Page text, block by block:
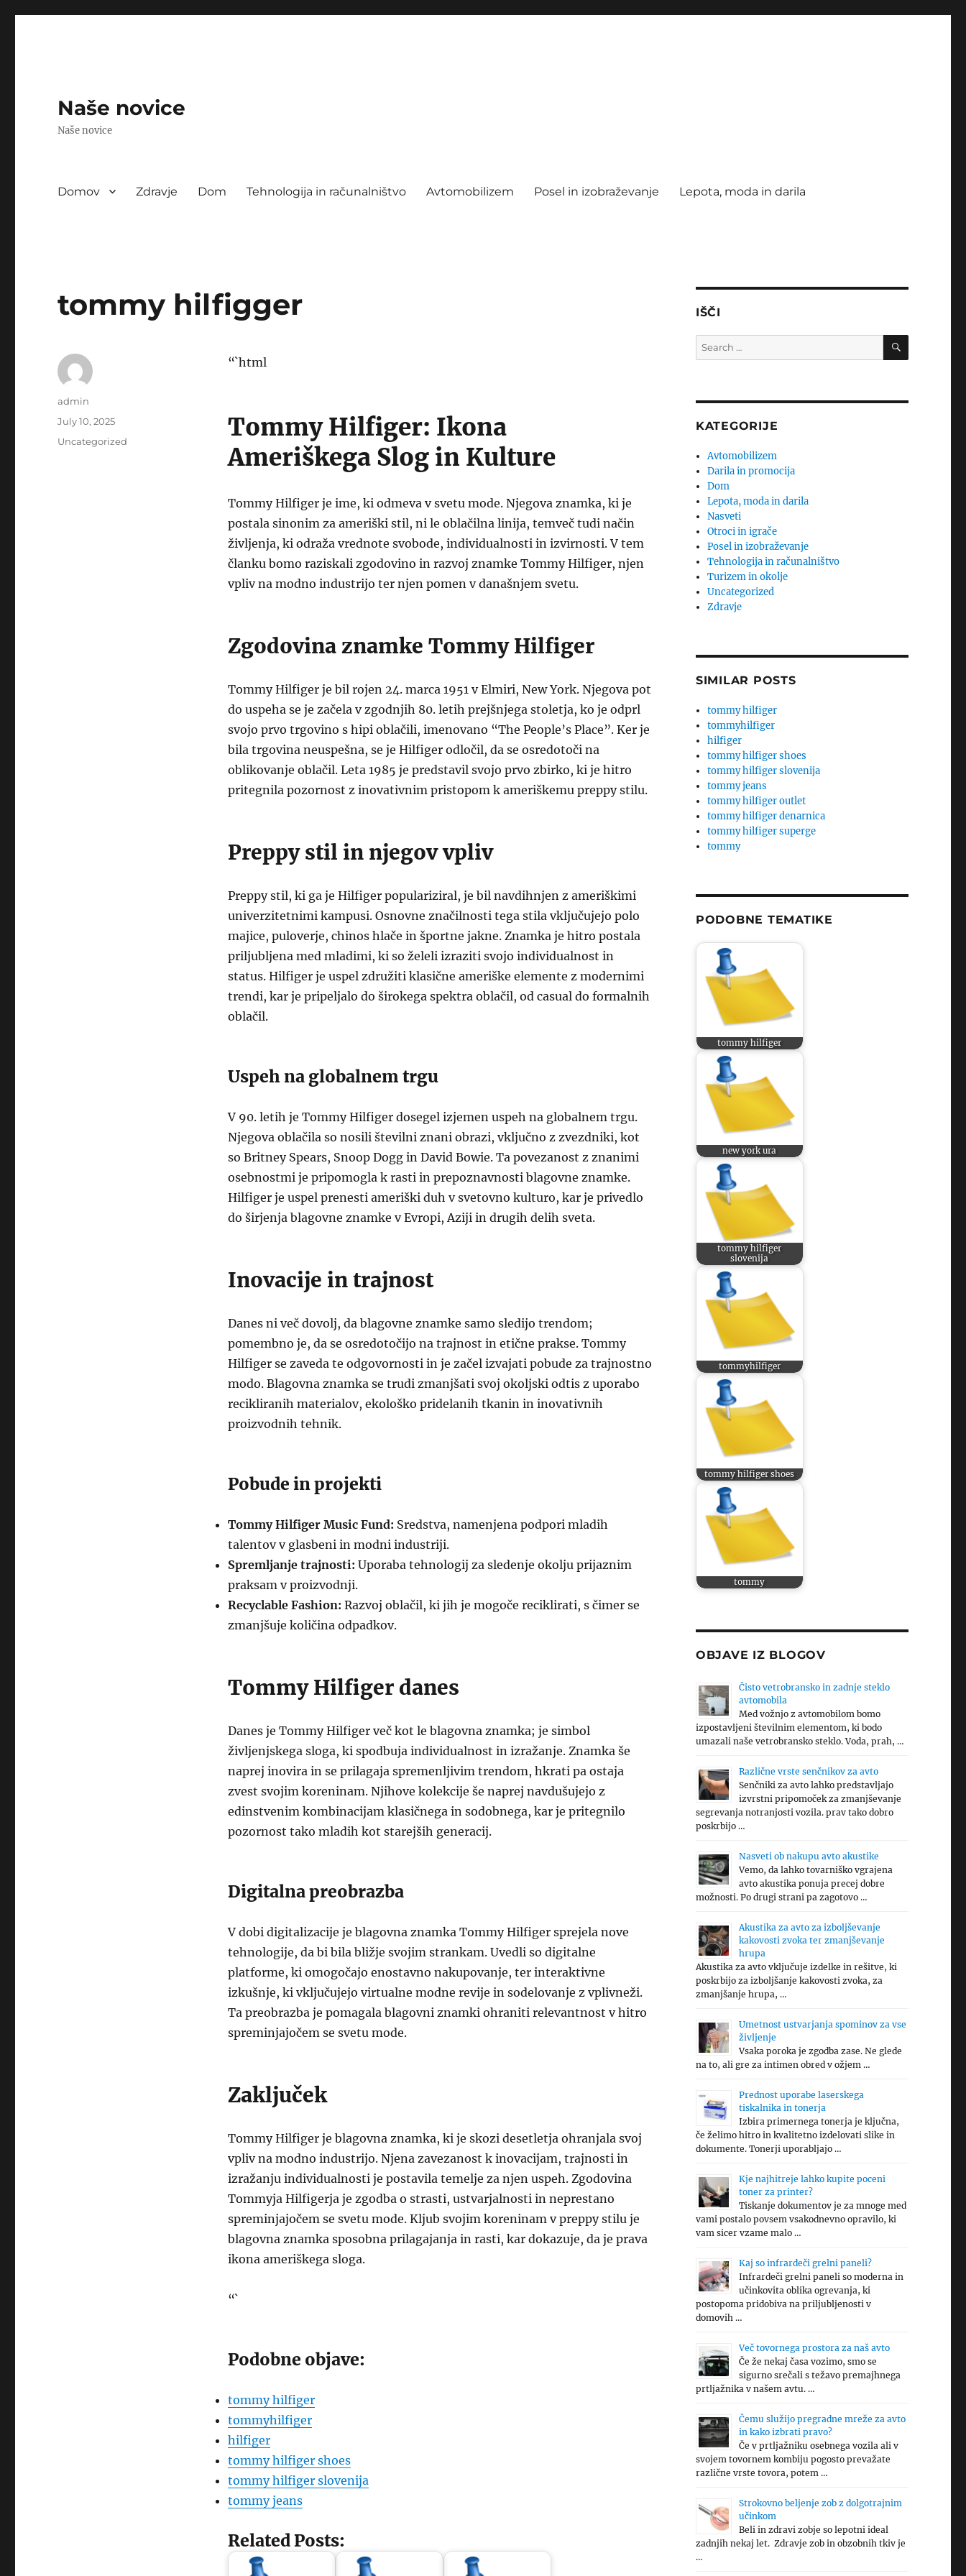
Naše novice
Naše novice
Domov Zdravje Dom Tehnologija in računalništvo Avtomobilizem Posel in izobraževanje Lepota, moda in darila
tommy hilfigger
“`html
Tommy Hilfiger: Ikona
Ameriškega Slog in Kulture
Tommy Hilfiger je ime, ki odmeva v svetu mode. Njegova znamka, ki je
postala sinonim za ameriški stil, ni le oblačilna linija, temveč tudi način
življenja, ki odraža vrednote svobode, individualnosti in izvirnosti. V tem
članku bomo raziskali zgodovino in razvoj znamke Tommy Hilfiger, njen
vpliv na modno industrijo ter njen pomen v današnjem svetu.
Zgodovina znamke Tommy Hilfiger
Tommy Hilfiger je bil rojen 24. marca 1951 v Elmiri, New York. Njegova pot
do uspeha se je začela v zgodnjih 80. letih prejšnjega stoletja, ko je odprl
svojo prvo trgovino s hipi oblačili, imenovano “The People’s Place”. Ker je
bila trgovina neuspešna, se je Hilfiger odločil, da se osredotoči na
oblikovanje oblačil. Leta 1985 je predstavil svojo prvo zbirko, ki je hitro
pritegnila pozornost z inovativnim pristopom k ameriškemu preppy stilu.
Preppy stil in njegov vpliv
Preppy stil, ki ga je Hilfiger populariziral, je bil navdihnjen z ameriškimi
univerzitetnimi kampusi. Osnovne značilnosti tega stila vključujejo polo
majice, puloverje, chinos hlače in športne jakne. Znamka je hitro postala
priljubljena med mladimi, ki so želeli izraziti svojo individualnost in
status. Hilfiger je uspel združiti klasične ameriške elemente z modernimi
trendi, kar je pripeljalo do širokega spektra oblačil, od casual do formalnih
oblačil.
Uspeh na globalnem trgu
V 90. letih je Tommy Hilfiger dosegel izjemen uspeh na globalnem trgu.
Njegova oblačila so nosili številni znani obrazi, vključno z zvezdniki, kot
so Britney Spears, Snoop Dogg in David Bowie. Ta povezanost z znanimi
osebnostmi je pripomogla k rasti in prepoznavnosti blagovne znamke.
Hilfiger je uspel prenesti ameriški duh v svetovno kulturo, kar je privedlo
do širjenja blagovne znamke v Evropi, Aziji in drugih delih sveta.
Inovacije in trajnost
Danes ni več dovolj, da blagovne znamke samo sledijo trendom;
pomembno je, da se osredotočijo na trajnost in etične prakse. Tommy
Hilfiger se zaveda te odgovornosti in je začel izvajati pobude za trajnostno
modo. Blagovna znamka se trudi zmanjšati svoj okoljski odtis z uporabo
recikliranih materialov, ekološko pridelanih tkanin in inovativnih
proizvodnih tehnik.
Pobude in projekti
Tommy Hilfiger Music Fund: Sredstva, namenjena podpori mladih
talentov v glasbeni in modni industriji.
Spremljanje trajnosti: Uporaba tehnologij za sledenje okolju prijaznim
praksam v proizvodnji.
Recyclable Fashion: Razvoj oblačil, ki jih je mogoče reciklirati, s čimer se
zmanjšuje količina odpadkov.
Tommy Hilfiger danes
Danes je Tommy Hilfiger več kot le blagovna znamka; je simbol
življenjskega sloga, ki spodbuja individualnost in izražanje. Znamka še
naprej inovira in se prilagaja spremenljivim trendom, hkrati pa ostaja
zvest svojim koreninam. Njihove kolekcije še naprej navdušujejo z
edinstvenim kombinacijam klasičnega in sodobnega, kar je pritegnilo
pozornost tako mladih kot starejših generacij.
Digitalna preobrazba
V dobi digitalizacije je blagovna znamka Tommy Hilfiger sprejela nove
tehnologije, da bi bila bližje svojim strankam. Uvedli so digitalne
platforme, ki omogočajo enostavno nakupovanje, ter interaktivne
izkušnje, ki vključujejo virtualne modne revije in sodelovanje z vplivneži.
Ta preobrazba je pomagala blagovni znamki ohraniti relevantnost v hitro
spreminjajočem se svetu mode.
Zaključek
Tommy Hilfiger je blagovna znamka, ki je skozi desetletja ohranjala svoj
vpliv na modno industrijo. Njena zavezanost k inovacijam, trajnosti in
izražanju individualnosti je postavila temelje za njen uspeh. Zgodovina
Tommyja Hilfigerja je zgodba o strasti, ustvarjalnosti in neprestano
spreminjajočem se svetu mode. Kljub svojim koreninam v preppy stilu je
blagovna znamka sposobna prilagajanja in rasti, kar dokazuje, da je prava
ikona ameriškega sloga.
“`
Podobne objave:
tommy hilfiger
tommyhilfiger
hilfiger
tommy hilfiger shoes
tommy hilfiger slovenija
tommy jeans
Related Posts:
Author
admin
Posted
July 10, 2025
Categories
Uncategorized
IŠČI
Search
for:
SEARCH
KATEGORIJE
Avtomobilizem
Darila in promocija
Dom
Lepota, moda in darila
Nasveti
Otroci in igrače
Posel in izobraževanje
Tehnologija in računalništvo
Turizem in okolje
Uncategorized
Zdravje
SIMILAR POSTS
tommy hilfiger
tommyhilfiger
hilfiger
tommy hilfiger shoes
tommy hilfiger slovenija
tommy jeans
tommy hilfiger outlet
tommy hilfiger denarnica
tommy hilfiger superge
tommy
PODOBNE TEMATIKE
tommy hilfiger
new york ura
tommy hilfiger
slovenija
tommyhilfiger
tommy hilfiger shoes
tommy
OBJAVE IZ BLOGOV
Čisto vetrobransko in zadnje steklo
avtomobila
Med vožnjo z avtomobilom bomo
izpostavljeni številnim elementom, ki bodo
umazali naše vetrobransko steklo. Voda, prah, …
Različne vrste senčnikov za avto
Senčniki za avto lahko predstavljajo
izvrstni pripomoček za zmanjševanje
segrevanja notranjosti vozila. prav tako dobro
poskrbijo …
Nasveti ob nakupu avto akustike
Vemo, da lahko tovarniško vgrajena
avto akustika ponuja precej dobre
možnosti. Po drugi strani pa zagotovo …
Akustika za avto za izboljševanje
kakovosti zvoka ter zmanjševanje
hrupa
Akustika za avto vključuje izdelke in rešitve, ki
poskrbijo za izboljšanje kakovosti zvoka, za
zmanjšanje hrupa, …
Umetnost ustvarjanja spominov za vse
življenje
Vsaka poroka je zgodba zase. Ne glede
na to, ali gre za intimen obred v ožjem …
Prednost uporabe laserskega
tiskalnika in tonerja
Izbira primernega tonerja je ključna,
če želimo hitro in kvalitetno izdelovati slike in
dokumente. Tonerji uporabljajo …
Kje najhitreje lahko kupite poceni
toner za printer?
Tiskanje dokumentov je za mnoge med
vami postalo povsem vsakodnevno opravilo, ki
vam sicer vzame malo …
Kaj so infrardeči grelni paneli?
Infrardeči grelni paneli so moderna in
učinkovita oblika ogrevanja, ki
postopoma pridobiva na priljubljenosti v
domovih …
Več tovornega prostora za naš avto
Če že nekaj časa vozimo, smo se
sigurno srečali s težavo premajhnega
prtljažnika v našem avtu. …
Čemu služijo pregradne mreže za avto
in kako izbrati pravo?
Če v prtljažniku osebnega vozila ali v
svojem tovornem kombiju pogosto prevažate
različne vrste tovora, potem …
Strokovno beljenje zob z dolgotrajnim
učinkom
Beli in zdravi zobje so lepotni ideal
zadnjih nekaj let. Zdravje zob in obzobnih tkiv je
…